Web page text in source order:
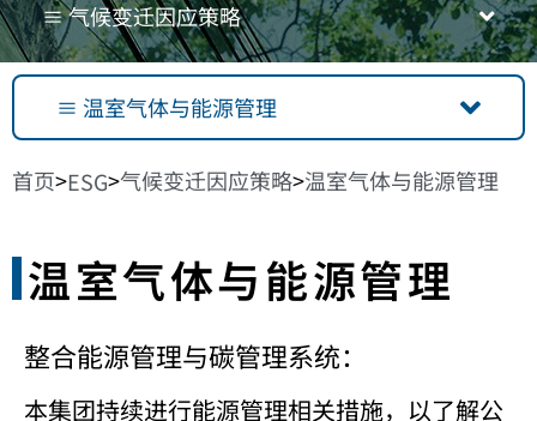
≡ 气候变迁因应策略
≡ 温室气体与能源管理
首页>ESG>气候变迁因应策略>温室气体与能源管理
温室气体与能源管理
整合能源管理与碳管理系统：
本集团持续进行能源管理相关措施，以了解公